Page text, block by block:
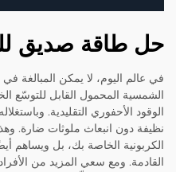
حل طاقة صديق
في عالم اليوم، لا يمكن المبالغة
الشمسية المحمول القابل للتوسّع
الوقود الأحفوري التقليدية.
نظيفة دون انبعاث ملوثات ضارة.
الكربونية الخاصة بك، بل ويساهم
القادمة. ومع سعي المزيد من